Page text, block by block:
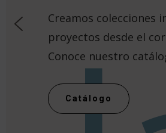
Creamos colecciones
proyectos desde el
Conoce nuestro
Catálogo